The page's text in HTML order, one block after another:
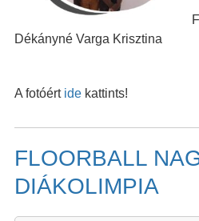
Dékányné Varga Krisztina
A fotóért idekattints!
FLOORBALL
DIÁKOLIMPIA